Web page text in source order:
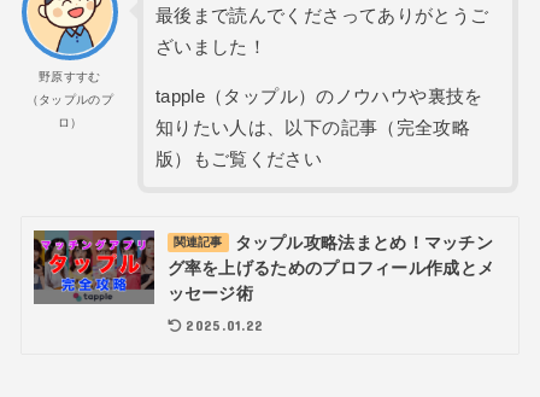
野原すすむ
（タップルのプ
ロ）
最後まで読んでくださってありがとうご
ざいました！
tapple（タップル）のノウハウや裏技を
知りたい人は、以下の記事（完全攻略
版）もご覧ください
関連記事
タップル攻略法まとめ！マッチン
グ率を上げるためのプロフィール作成とメ
ッセージ術
2025.01.22